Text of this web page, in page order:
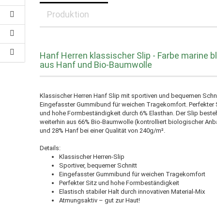
Produktion
Hanf Herren klassischer Slip - Farbe marine
aus Hanf und Bio-Baumwolle
Klassischer Herren Hanf Slip mit sportiven und bequemen
Eingefasster Gummibund für weichen Tragekomfort. Perfekter
und hohe Formbeständigkeit durch 6% Elasthan. Der Slip
weiterhin aus 66% Bio-Baumwolle (kontrolliert biologischer
und 28% Hanf bei einer Qualität von 240g/m².
Details:
Klassischer Herren-Slip
Sportiver, bequemer Schnitt
Eingefasster Gummibund für weichen Tragekomfort
Perfekter Sitz und hohe Formbeständigkeit
Elastisch stabiler Halt durch innovativen Material-Mix
Atmungsaktiv – gut zur Haut!